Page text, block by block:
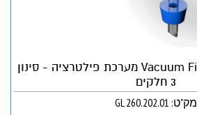
Vacuum Filtration Apparatus מערכת פילטרציה - סינון
3 חלקים
מק"ט: GL 260.202.01